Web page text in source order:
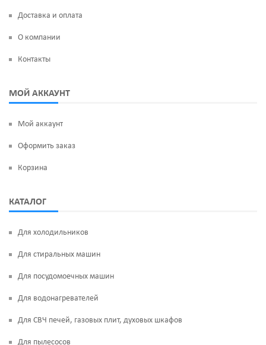
Доставка и оплата
О компании
Контакты
МОЙ АККАУНТ
Мой аккаунт
Оформить заказ
Корзина
КАТАЛОГ
Для холодильников
Для стиральных машин
Для посудомоечных машин
Для водонагревателей
Для СВЧ печей, газовых плит, духовых шкафов
Для пылесосов